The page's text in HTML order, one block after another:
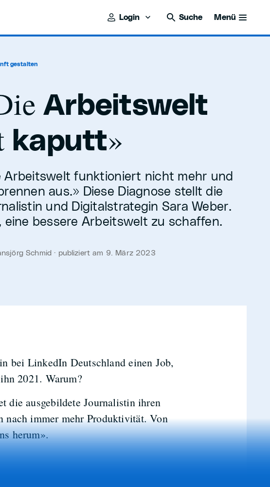
Login Suche Menü
gestalten
Arbeitswelt
kaputt»
Arbeitswelt funktioniert nicht mehr und
aus.» Diese Diagnose stellt die
und Digitalstrategin Sara Weber.
eine bessere Arbeitswelt zu schaffen.
Schmid · publiziert am 9. März 2023
bei LinkedIn Deutschland einen Job,
2021. Warum?
die ausgebildete Journalistin ihren
nach immer mehr Produktivität. Von
herum».